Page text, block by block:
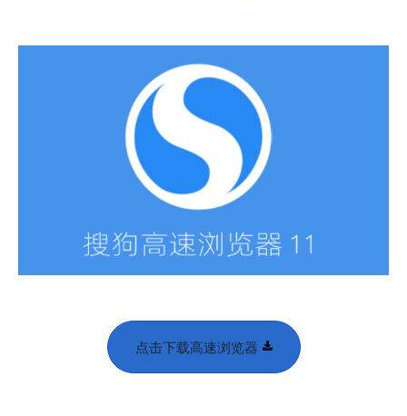
点击下载高速浏览器